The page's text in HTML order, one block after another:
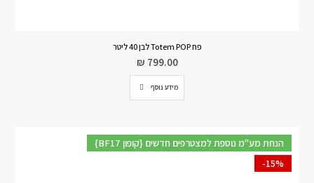
פח Totem POP לבן 40 ליטר
₪ 799.00
מידע נוסף
{BF17 קופון} הנחת מע"מ נוספת למצטרפים חדשים
-15%